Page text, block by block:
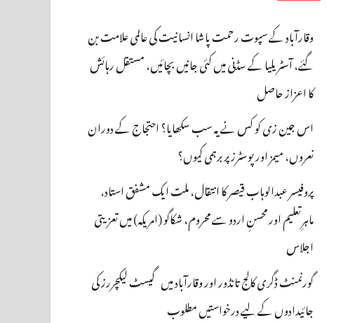
وقارآباد کے سپوت رحمت پاشا انسانیت کی عالمی علامت بن
گئے، آسٹریلیا کے سڈنی میں کئی جانیں بچائیں، مستقل رہائش
کا اعزاز حاصل
اس جین زی کو کس نے یہ سب سکھایا؟ احتجاج کے دوران
نعروں، میمز اور پوسٹرز پر برہمی کیوں؟
پروفیسر عبدالوہاب قیصر کا انتقال، ملت ایک مشفق استاد،
ماہرِتعلیم اور محسنِ اردو سے محروم، شکاگو (امریکہ) میں تعزیتی
اجلاس
گورنمنٹ ڈگری کالج تانڈور اور وقارآباد میں گیسٹ لیکچررز کی
جائیدادوں کے لیے درخواستیں مطلوب